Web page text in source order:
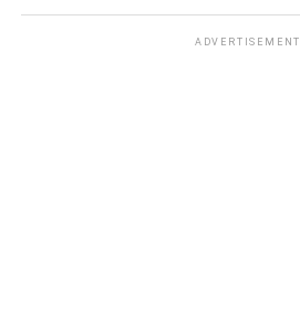
ADVERTISEMENT